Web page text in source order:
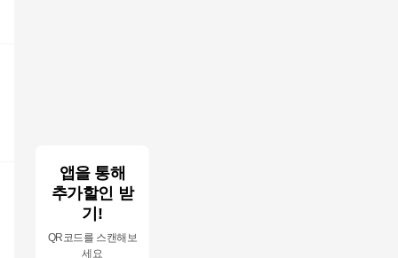
앱을 통해
추가할인 받
기!
QR코드를 스캔해보
세요